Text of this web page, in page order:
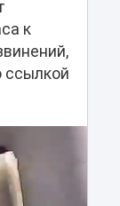
к
ссылкой